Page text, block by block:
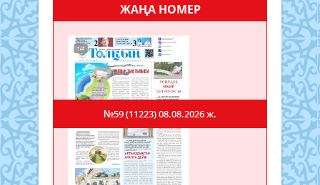
ЖАҢА НОМЕР
№59 (11223)08.08.2026 ж.